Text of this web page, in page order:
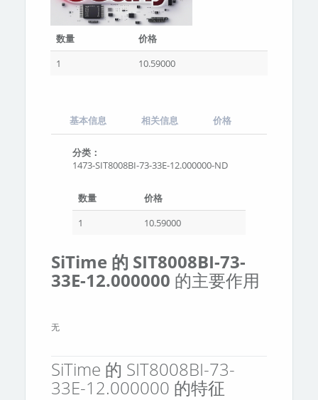
数量
价格
1
10.59000
基本信息 相关信息 价格
分类：
1473-SIT8008BI-73-33E-12.000000-ND
数量
价格
1
10.59000
SiTime 的 SIT8008BI-73-
33E-12.000000 的主要作用
无
SiTime 的 SIT8008BI-73-
33E-12.000000 的特征